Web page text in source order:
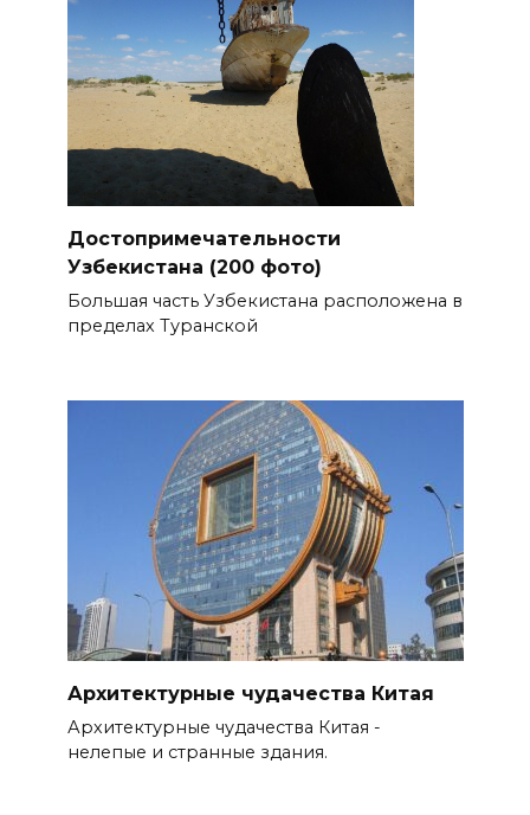
Достопримечательности
Узбекистана (200 фото)
Большая часть Узбекистана расположена в
пределах Туранской
Архитектурные чудачества Китая
Архитектурные чудачества Китая -
нелепые и странные здания.